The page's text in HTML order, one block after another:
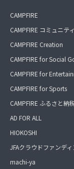
CAMPFIRE
CAMPFIRE コミュニティ
CAMPFIRE Creation
CAMPFIRE for Social
CAMPFIRE for
CAMPFIRE for Sports
CAMPFIRE ふるさと納
AD FOR ALL
HIOKOSHI
JFAクラウドファンデ
machi-ya